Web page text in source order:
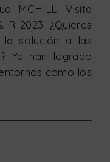
MCHILL. Visita
2023. ¿Quieres
la solución a las
Ya han logrado
como los